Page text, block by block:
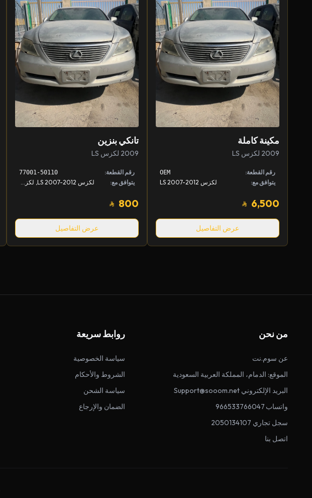
مكينة كاملة
2009 لكزس LS
رقم القطعة: OEM
يتوافق مع: لكزس LS 2007-2012
6,500
عرض التفاصيل
تانكي بنزين
2009 لكزس LS
رقم القطعة: 77001-50110
يتوافق مع:
800
عرض التفاصيل
من نحن
عن سوم.نت
الموقع: الدمام، المملكة العربية السعودية
البريد الإلكتروني Support@sooom.net
واتساب 966533766047
سجل تجاري 2050134107
اتصل بنا
روابط سريعة
سياسة الخصوصية
الشروط والأحكام
سياسة الشحن
الضمان والإرجاع